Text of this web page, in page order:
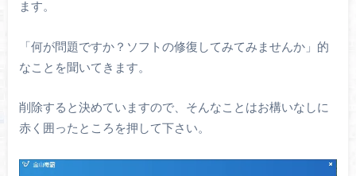
ます。
「何が問題ですか？ソフトの修復してみてみませんか」的
なことを聞いてきます。
削除すると決めていますので、そんなことはお構いなしに
赤く囲ったところを押して下さい。